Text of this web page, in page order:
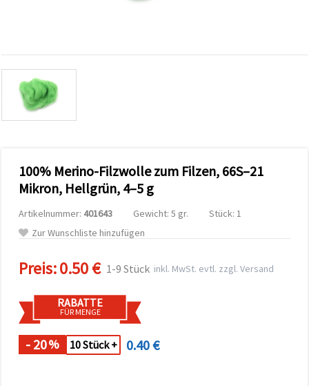
Datenverkehr
analysieren
sowie
relevantere
Unterstützung
unserer
Partner für
und
Sie können
Cookies
akzeptieren,
oder Ihre
Auswahl in
individuell
festlegen.
100% Merino-Filzwolle zum Filzen, 66S–21
Mikron, Hellgrün, 4–5 g
Artikelnummer: 401643 Gewicht: 5 gr.
Stück: 1
Zur Wunschliste hinzufügen
Preis:0.50 € 1-9 Stück inkl. MwSt. evtl. zzgl. Versand
RABATTE
FÜR MENGE
- 20% 10 Stück + 0.40 €